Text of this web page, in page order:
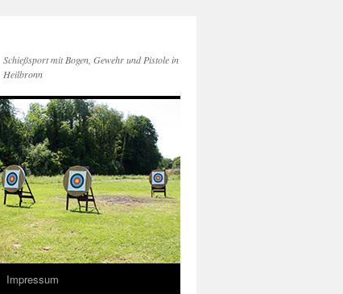
Schießsport mit Bogen, Gewehr und Pistole in
Heilbronn
Impressum